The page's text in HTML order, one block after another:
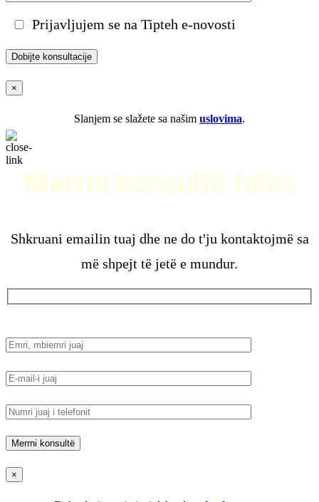
Prijavljujem se na Tipteh e-novosti
×
Slanjem se slažete sa našim uslovima.
Merrni konsultë falas
Shkruani emailin tuaj dhe ne do t'ju kontaktojmë sa
më shpejt të jetë e mundur.
×